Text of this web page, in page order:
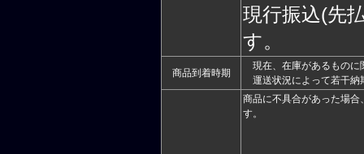
現行振込(先
す。
商品到着時期
現在、在庫があるものに
運送状況によって若干納
商品に不具合があった場
す。